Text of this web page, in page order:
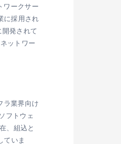
ワークサー
に採用され
発されて
ットワー
ラ業界向け
フトウェ
、組込と
ていま